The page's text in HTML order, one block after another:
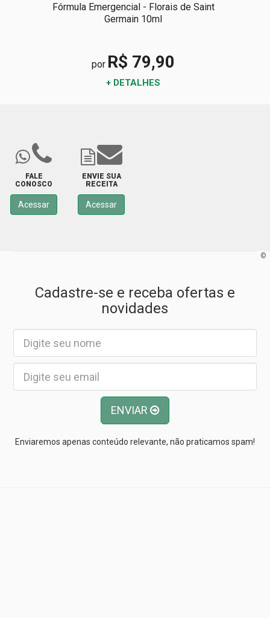
Fórmula Emergencial - Florais de Saint
Germain 10ml
por R$ 79,90
+ DETALHES
FALE
CONOSCO
Acessar
ENVIE SUA
RECEITA
Acessar
Cadastre-se e receba ofertas e
novidades
ENVIAR
Enviaremos apenas conteúdo relevante, não praticamos spam!
©